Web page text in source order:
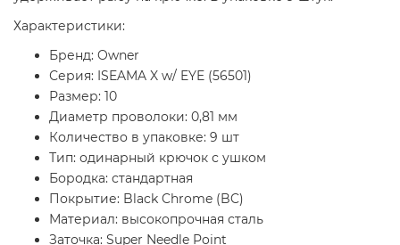
Характеристики:
Бренд: Owner
Серия: ISEAMA X w/ EYE (56501)
Размер: 10
Диаметр проволоки: 0,81 мм
Количество в упаковке: 9 шт
Тип: одинарный крючок с ушком
Бородка: стандартная
Покрытие: Black Chrome (BC)
Материал: высокопрочная сталь
Заточка: Super Needle Point